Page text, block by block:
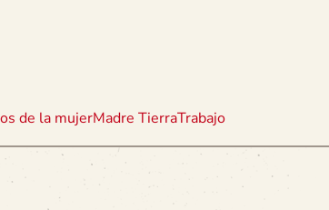
de la mujerMadre TierraTrabajo